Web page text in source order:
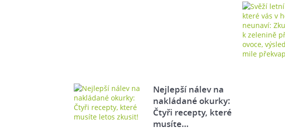
Nejlepší nálev na
nakládané okurky:
Čtyři recepty, které
musíte…